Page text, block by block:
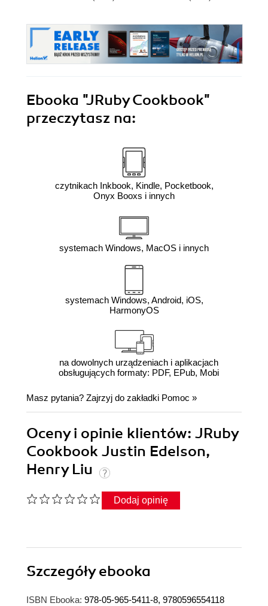
Ebooka "JRuby Cookbook"
przeczytasz na:
czytnikach Inkbook, Kindle, Pocketbook,
Onyx Booxs i innych
systemach Windows, MacOS i innych
systemach Windows, Android, iOS,
HarmonyOS
na dowolnych urządzeniach i aplikacjach
obsługujących formaty: PDF, EPub, Mobi
Masz pytania? Zajrzyj do zakładki Pomoc »
Oceny i opinie klientów: JRuby
Cookbook Justin Edelson,
Henry Liu
Dodaj opinię
Szczegółyebooka
ISBN Ebooka: 978-05-965-5411-8, 9780596554118